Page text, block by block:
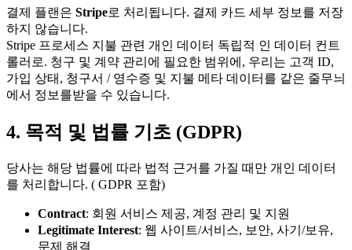
결제 플랜은 Stripe로 처리됩니다. 결제 카드 세부 정보를 저장
하지 않습니다.
Stripe 프로세스 지불 관련 개인 데이터 독립적 인 데이터 컨트
롤러로. 청구 및 계약 관리에 필요한 범위에, 우리는 고객 ID,
가입 상태, 청구서 / 영수증 및 지불 메타 데이터를 같은 줄무늬
에서 정보를받을 수 있습니다.
4. 목적 및 법률 기초 (GDPR)
당사는 해당 법률에 따라 법적 근거를 가질 때만 개인 데이터
를 처리합니다. ( GDPR 포함)
Contract: 회원 서비스 제공, 계정 관리 및 지원
Legitimate Interest: 웹 사이트/서비스, 보안, 사기/보유,
문제 해결